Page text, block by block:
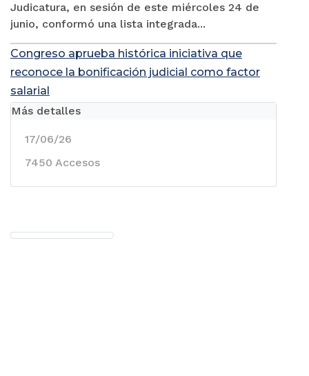
Judicatura, en sesión de este miércoles 24 de
junio, conformó una lista integrada...
Congreso aprueba histórica iniciativa que
reconoce la bonificación judicial como factor
salarial
Más detalles
17/06/26
7450 Accesos